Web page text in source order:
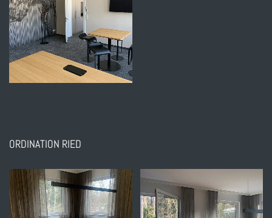
ORDINATION RIED